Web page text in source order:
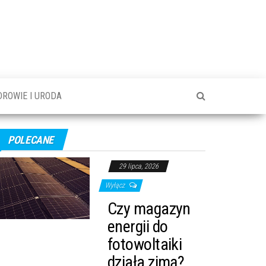
I URODA
POLECANE
29 lipca, 2026
Wyłącz
Czy magazyn
energii do
fotowoltaiki